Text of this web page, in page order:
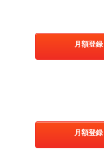
月額登録
月額登録